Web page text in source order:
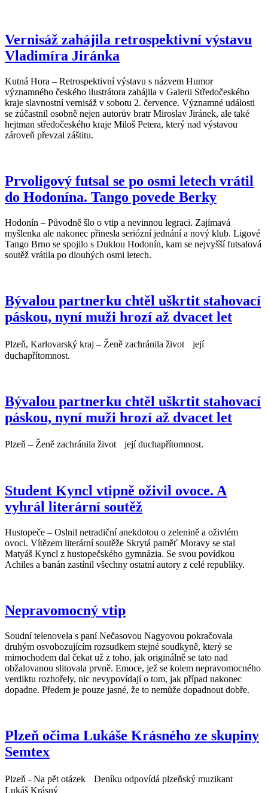
Vernisáž zahájila retrospektivní výstavu
Vladimíra Jiránka
Kutná Hora – Retrospektivní výstavu s názvem Humor
významného českého ilustrátora zahájila v Galerii Středočeského
kraje slavnostní vernisáž v sobotu 2. července. Významné události
se zúčastnil osobně nejen autorův bratr Miroslav Jiránek, ale také
hejtman středočeského kraje Miloš Petera, který nad výstavou
zároveň převzal záštitu.
Prvoligový futsal se po osmi letech vrátil
do Hodonína. Tango povede Berky
Hodonín – Původně šlo o vtip a nevinnou legraci. Zajímavá
myšlenka ale nakonec přinesla seriózní jednání a nový klub. Ligové
Tango Brno se spojilo s Duklou Hodonín, kam se nejvyšší futsalová
soutěž vrátila po dlouhých osmi letech.
Bývalou partnerku chtěl uškrtit stahovací
páskou, nyní muži hrozí až dvacet let
Plzeň, Karlovarský kraj – Ženě zachránila život její
duchapřítomnost.
Bývalou partnerku chtěl uškrtit stahovací
páskou, nyní muži hrozí až dvacet let
Plzeň – Ženě zachránila život její duchapřítomnost.
Student Kyncl vtipně oživil ovoce. A
vyhrál literární soutěž
Hustopeče – Oslnil netradiční anekdotou o zelenině a oživlém
ovoci. Vítězem literární soutěže Skrytá paměť Moravy se stal
Matyáš Kyncl z hustopečského gymnázia. Se svou povídkou
Achiles a banán zastínil všechny ostatní autory z celé republiky.
Nepravomocný vtip
Soudní telenovela s paní Nečasovou Nagyovou pokračovala
druhým osvobozujícím rozsudkem stejné soudkyně, který se
mimochodem dal čekat už z toho, jak originálně se tato nad
obžalovanou slitovala prvně. Emoce, jež se kolem nepravomocného
verdiktu rozhořely, nic nevypovídají o tom, jak případ nakonec
dopadne. Předem je pouze jasné, že to nemůže dopadnout dobře.
Plzeň očima Lukáše Krásného ze skupiny
Semtex
Plzeň - Na pět otázek Deníku odpovídá plzeňský muzikant
Lukáš Krásný